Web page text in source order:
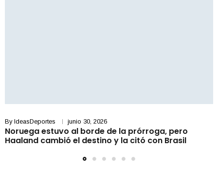
By IdeasDeportes junio 30, 2026
Noruega estuvo al borde de la prórroga, pero
Haaland cambió el destino y la citó con Brasil